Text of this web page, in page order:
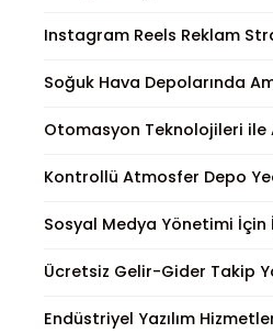
Instagram Reels Reklam
Soğuk Hava Depolarında
Otomasyon Teknolojileri ile
Kontrollü Atmosfer Depo
Sosyal Medya Yönetimi İçin
Ücretsiz Gelir-Gider Takip
Endüstriyel Yazılım